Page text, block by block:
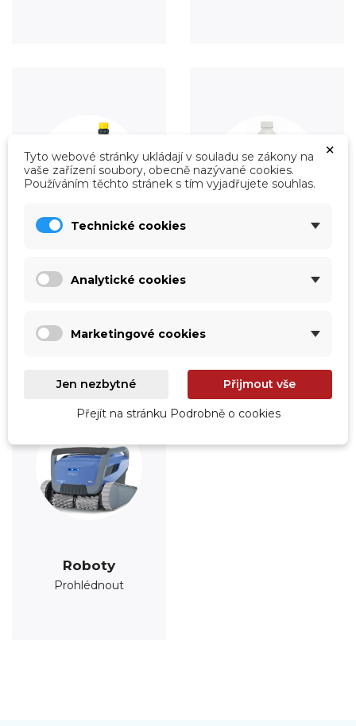
Úprava vody
Prohlédnout
Roboty
Prohlédnout
×
Tyto webové stránky ukládají v souladu se zákony na
vaše zařízení soubory, obecně nazývané cookies.
Používáním těchto stránek s tím vyjadřujete souhlas.
Technické cookies
Analytické cookies
Marketingové cookies
Jen nezbytné Přijmout vše
Přejít na stránku Podrobně o cookies